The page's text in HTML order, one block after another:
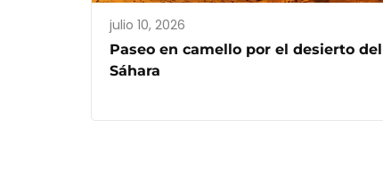
julio 10, 2026
Paseo en camello por el desierto del
Sáhara